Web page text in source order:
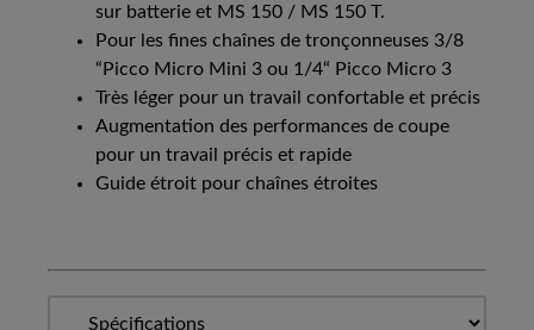
sur batterie et MS 150 / MS 150 T.
Pour les fines chaînes de tronçonneuses 3/8
“Picco Micro Mini 3 ou 1/4“ Picco Micro 3
Très léger pour un travail confortable et précis
Augmentation des performances de coupe
pour un travail précis et rapide
Guide étroit pour chaînes étroites